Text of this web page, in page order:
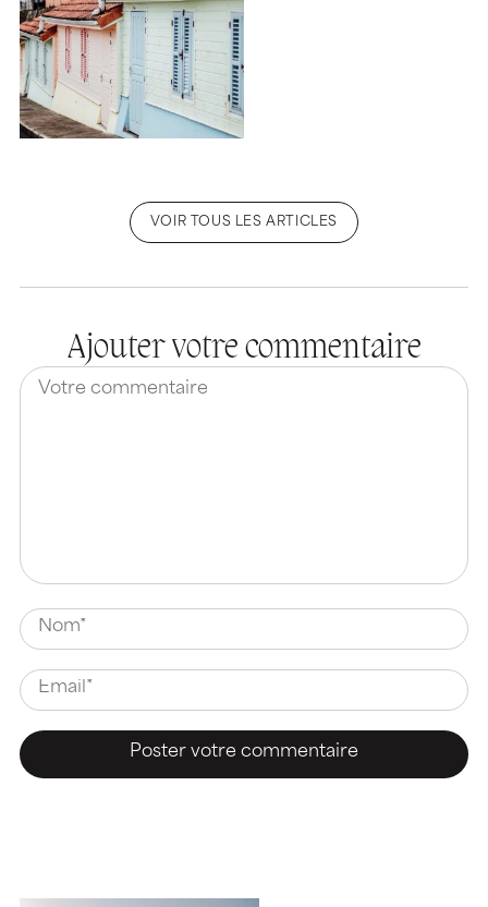
VOIR TOUS LES ARTICLES
Ajouter votre commentaire